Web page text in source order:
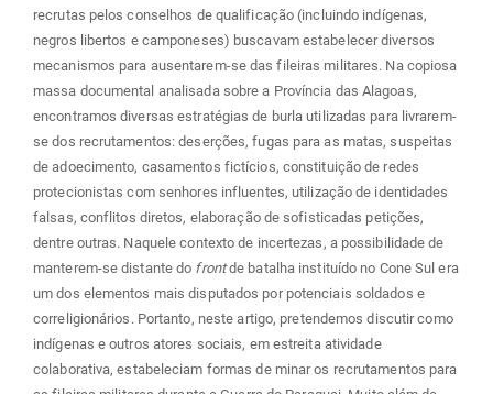
recrutas pelos conselhos de qualificação (incluindo indígenas,
negros libertos e camponeses) buscavam estabelecer diversos
mecanismos para ausentarem-se das fileiras militares. Na copiosa
massa documental analisada sobre a Província das Alagoas,
encontramos diversas estratégias de burla utilizadas para livrarem-
se dos recrutamentos: deserções, fugas para as matas, suspeitas
de adoecimento, casamentos fictícios, constituição de redes
protecionistas com senhores influentes, utilização de identidades
falsas, conflitos diretos, elaboração de sofisticadas petições,
dentre outras. Naquele contexto de incertezas, a possibilidade de
manterem-se distante do frontde batalha instituído no Cone Sul era
um dos elementos mais disputados por potenciais soldados e
correligionários. Portanto, neste artigo, pretendemos discutir como
indígenas e outros atores sociais, em estreita atividade
colaborativa, estabeleciam formas de minar os recrutamentos para